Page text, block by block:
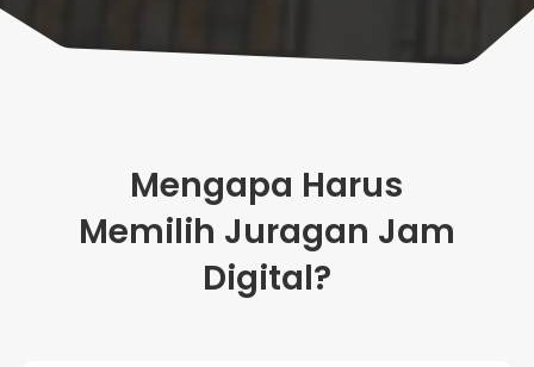
Mengapa Harus
Memilih Juragan Jam
Digital?